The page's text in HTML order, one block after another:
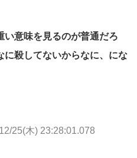
い意味を見るのが普通だろ
に殺してないからなに、にな
25(木) 23:28:01.078